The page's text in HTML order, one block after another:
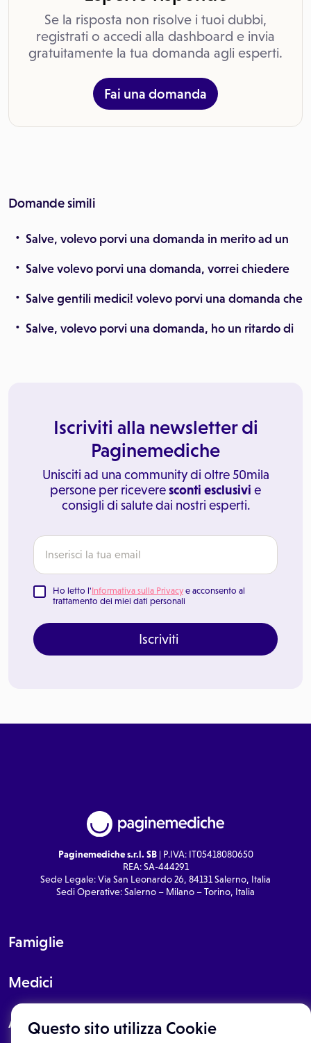
Questo sito utilizza Cookie
Se la risposta non risolve i tuoi dubbi,
registrati o accedi alla dashboard e invia
gratuitamente la tua domanda agli esperti.
Fai una domanda
Domande simili
Salve, volevo porvi una domanda in merito ad un
Salve volevo porvi una domanda, vorrei chiedere
Salve gentili medici! volevo porvi una domanda che
Salve, volevo porvi una domanda, ho un ritardo di
Iscriviti alla newsletter di
Paginemediche
Unisciti ad una community di oltre 50mila
persone per riceveresconti esclusivi e
consigli di salute dai nostri esperti.
Ho letto l'Informativa sulla Privacy e acconsento al
trattamento dei miei dati personali
Iscriviti
Paginemediche s.r.l. SB| P.IVA: IT05418080650
REA: SA-444291
Sede Legale: Via San Leonardo 26, 84131 Salerno, Italia
Sedi Operative: Salerno – Milano – Torino, Italia
Famiglie
Medici
About